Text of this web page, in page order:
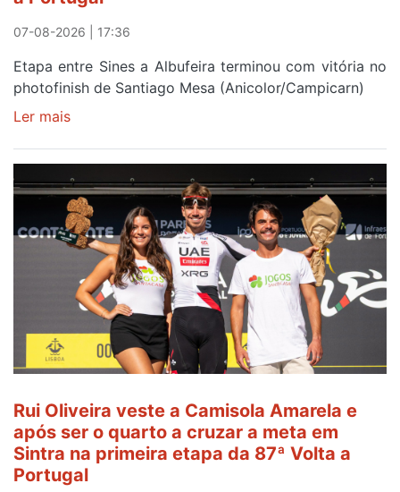
07-08-2026 | 17:36
Etapa entre Sines a Albufeira terminou com vitória no
photofinish de Santiago Mesa (Anicolor/Campicarn)
Ler mais
Oliveira
é
sexto
e
continua
Camisola
Amarela
ao
da
etapa
da
Volta
a
Rui Oliveira veste a Camisola Amarela e
após ser o quarto a cruzar a meta em
Sintra na primeira etapa da 87ª Volta a
Portugal